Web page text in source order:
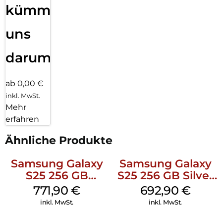
kümmern
uns
darum!
ab 0,00 €
inkl. MwSt.
Mehr
erfahren
Ähnliche Produkte
Samsung Galaxy
S25 256 GB
Icyblue
771,90€
inkl. MwSt.
Samsung Galaxy
S25 256 GB Silver
Shadow
692,90 €
inkl. MwSt.